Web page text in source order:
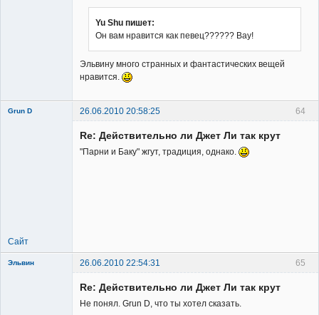
Yu Shu пишет:
Он вам нравится как певец?????? Вау!
Эльвину много странных и фантастических вещей
нравится.
64
Grun D 26.06.2010 20:58:25
Re: Действительно ли Джет Ли так крут
"Парни и Баку" жгут, традиция, однако.
Сайт
65
Эльвин 26.06.2010 22:54:31
Re: Действительно ли Джет Ли так крут
Не понял. Grun D, что ты хотел сказать.